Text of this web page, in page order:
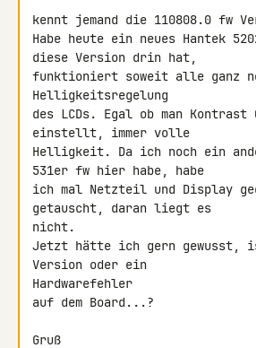
kennt jemand die 110808.0 fw
Habe heute ein neues Hantek
diese Version drin hat,
funktioniert soweit alle ganz
Helligkeitsregelung
des LCDs. Egal ob man Kontrast
einstellt, immer volle
Helligkeit. Da ich noch ein
531er fw hier habe, habe
ich mal Netzteil und Display
getauscht, daran liegt es
nicht.
Jetzt hätte ich gern gewusst,
Version oder ein
Hardwarefehler
auf dem Board...?
Gruß